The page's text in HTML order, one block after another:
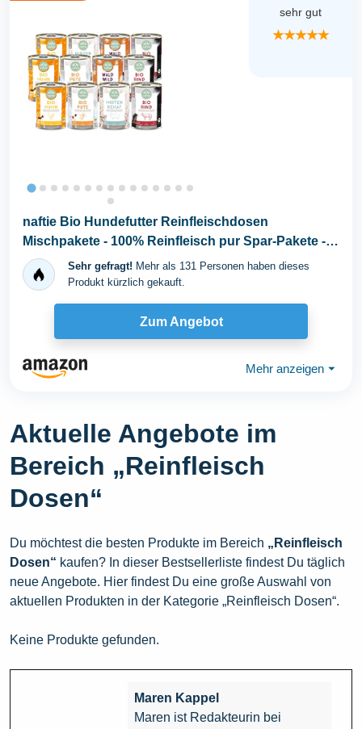
sehr gut
★★★★★
naftie Bio Hundefutter Reinfleischdosen
Mischpakete - 100% Reinfleisch pur Spar-Pakete -
Nassfutter...Sehr gefragt! Mehr als 131 Personen haben dieses
Produkt kürzlich gekauft.
Zum Angebot
Mehr anzeigen ⏷
Aktuelle Angebote im
Bereich „Reinfleisch
Dosen“
Du möchtest die besten Produkte im Bereich „Reinfleisch
Dosen“ kaufen? In dieser Bestsellerliste findest Du täglich
neue Angebote. Hier findest Du eine große Auswahl von
aktuellen Produkten in der Kategorie „Reinfleisch Dosen“.
Keine Produkte gefunden.
Maren Kappel
Maren ist Redakteurin bei